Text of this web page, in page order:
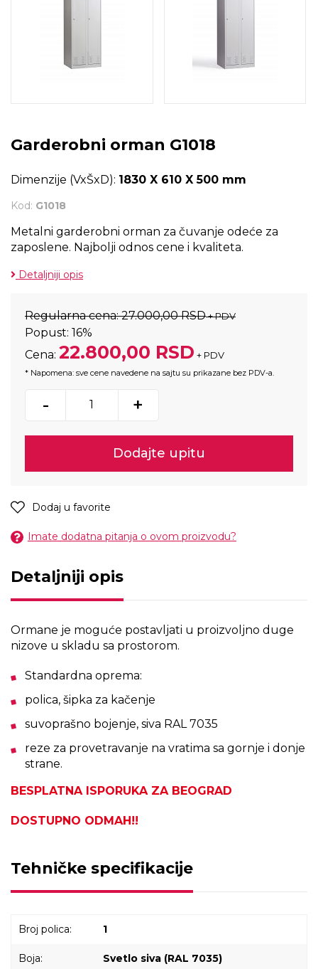
Garderobni orman G1018
Dimenzije (VxŠxD): 1830 X 610 X 500 mm
Kod: G1018
Metalni garderobni orman za čuvanje odeće za
zaposlene. Najbolji odnos cene i kvaliteta.
Detaljniji opis
Regularna cena:27.000,00 RSD+ PDV
Popust: 16%
Cena: 22.800,00 RSD + PDV
* Napomena: sve cene navedene na sajtu su prikazane bez PDV-a.
- +
Dodajte upitu
Dodaj u favorite
Imate dodatna pitanja o ovom proizvodu?
Detaljniji opis
Ormane je moguće postavljati u proizvoljno duge
nizove u skladu sa prostorom.
Standardna oprema:
polica, šipka za kačenje
suvoprašno bojenje, siva RAL 7035
reze za provetravanje na vratima sa gornje i donje
strane.
BESPLATNA ISPORUKA ZA BEOGRAD
DOSTUPNO ODMAH!!
Tehničke specifikacije
Broj polica: 1
Boja: Svetlo siva (RAL 7035)